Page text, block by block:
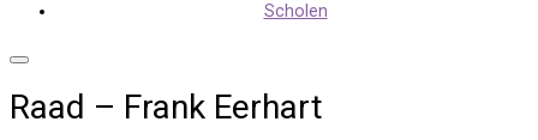
Scholen
Raad – Frank Eerhart